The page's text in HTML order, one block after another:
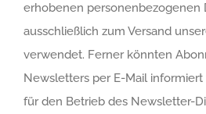
erhobenen personenbezogenen
ausschließlich zum Versand
verwendet. Ferner könnten
Newsletters per E-Mail
für den Betrieb des Newsletter-